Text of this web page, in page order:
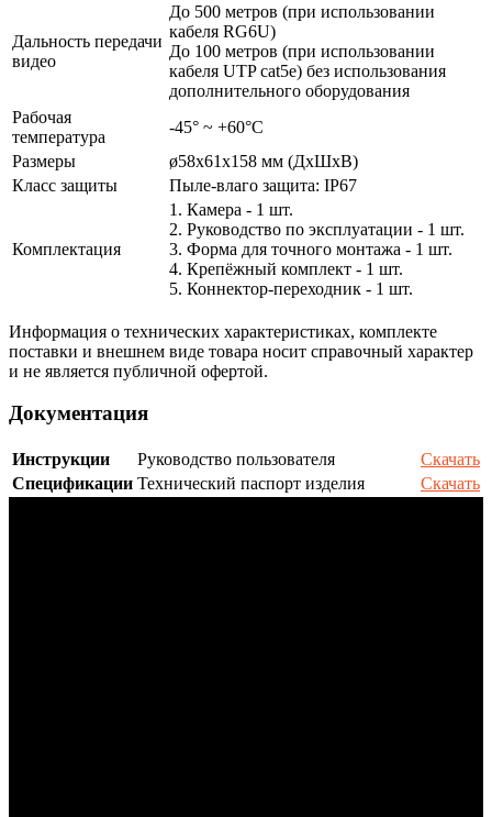
Дальность передачи
видео
До 500 метров (при использовании
кабеля RG6U)
До 100 метров (при использовании
кабеля UTP cat5e) без использования
дополнительного оборудования
Рабочая
температура
-45° ~ +60°С
Размеры
ø58х61x158 мм (ДхШхВ)
Класс защиты
Пыле-влаго защита: IP67
Комплектация
1. Камера - 1 шт.
2. Руководство по эксплуатации - 1 шт.
3. Форма для точного монтажа - 1 шт.
4. Крепёжный комплект - 1 шт.
5. Коннектор-переходник - 1 шт.
Информация о технических характеристиках, комплекте
поставки и внешнем виде товара носит справочный характер
и не является публичной офертой.
Документация
Инструкции Руководство пользователя
Скачать
Спецификации Технический паспорт изделия Скачать